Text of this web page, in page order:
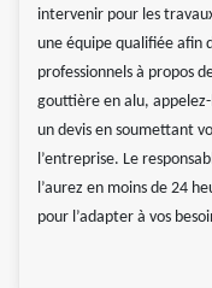
intervenir pour les
une équipe qualifiée afin
professionnels à propos
gouttière en alu,
un devis en soumettant
l’entreprise. Le
l’aurez en moins de 24
pour l’adapter à vos